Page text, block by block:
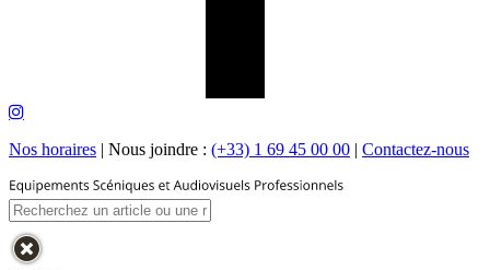
Nos horaires | Nous joindre : (+33) 1 69 45 00 00 | Contactez-nous